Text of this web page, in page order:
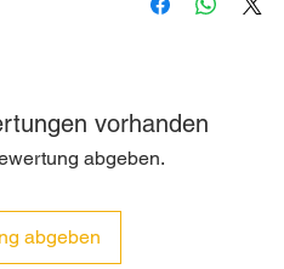
vorhanden
abgeben.
abgeben